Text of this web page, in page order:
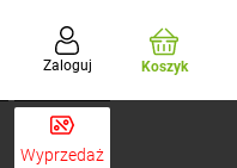
Zaloguj Koszyk
Wyprzedaż